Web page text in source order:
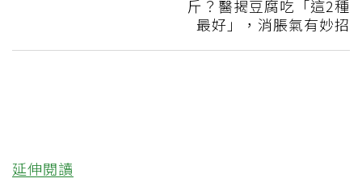
斤？醫揭豆腐吃「這2種
最好」，消脹氣有妙招
延伸閱讀